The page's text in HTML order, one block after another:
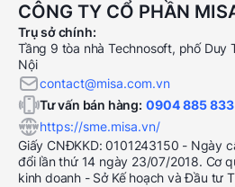
CÔNG TY CỔ PHẦN
Trụ sở chính:
Tầng 9 tòa nhà Technosoft, phố Duy
Nội
contact@misa.com.vn
Tư vấn bán hàng: 0904 885 833
https://sme.misa.vn/
Giấy CNĐKKD: 0101243150 - Ngày
đổi lần thứ 14 ngày 23/07/2018. Cơ
kinh doanh - Sở Kế hoạch và Đầu tư